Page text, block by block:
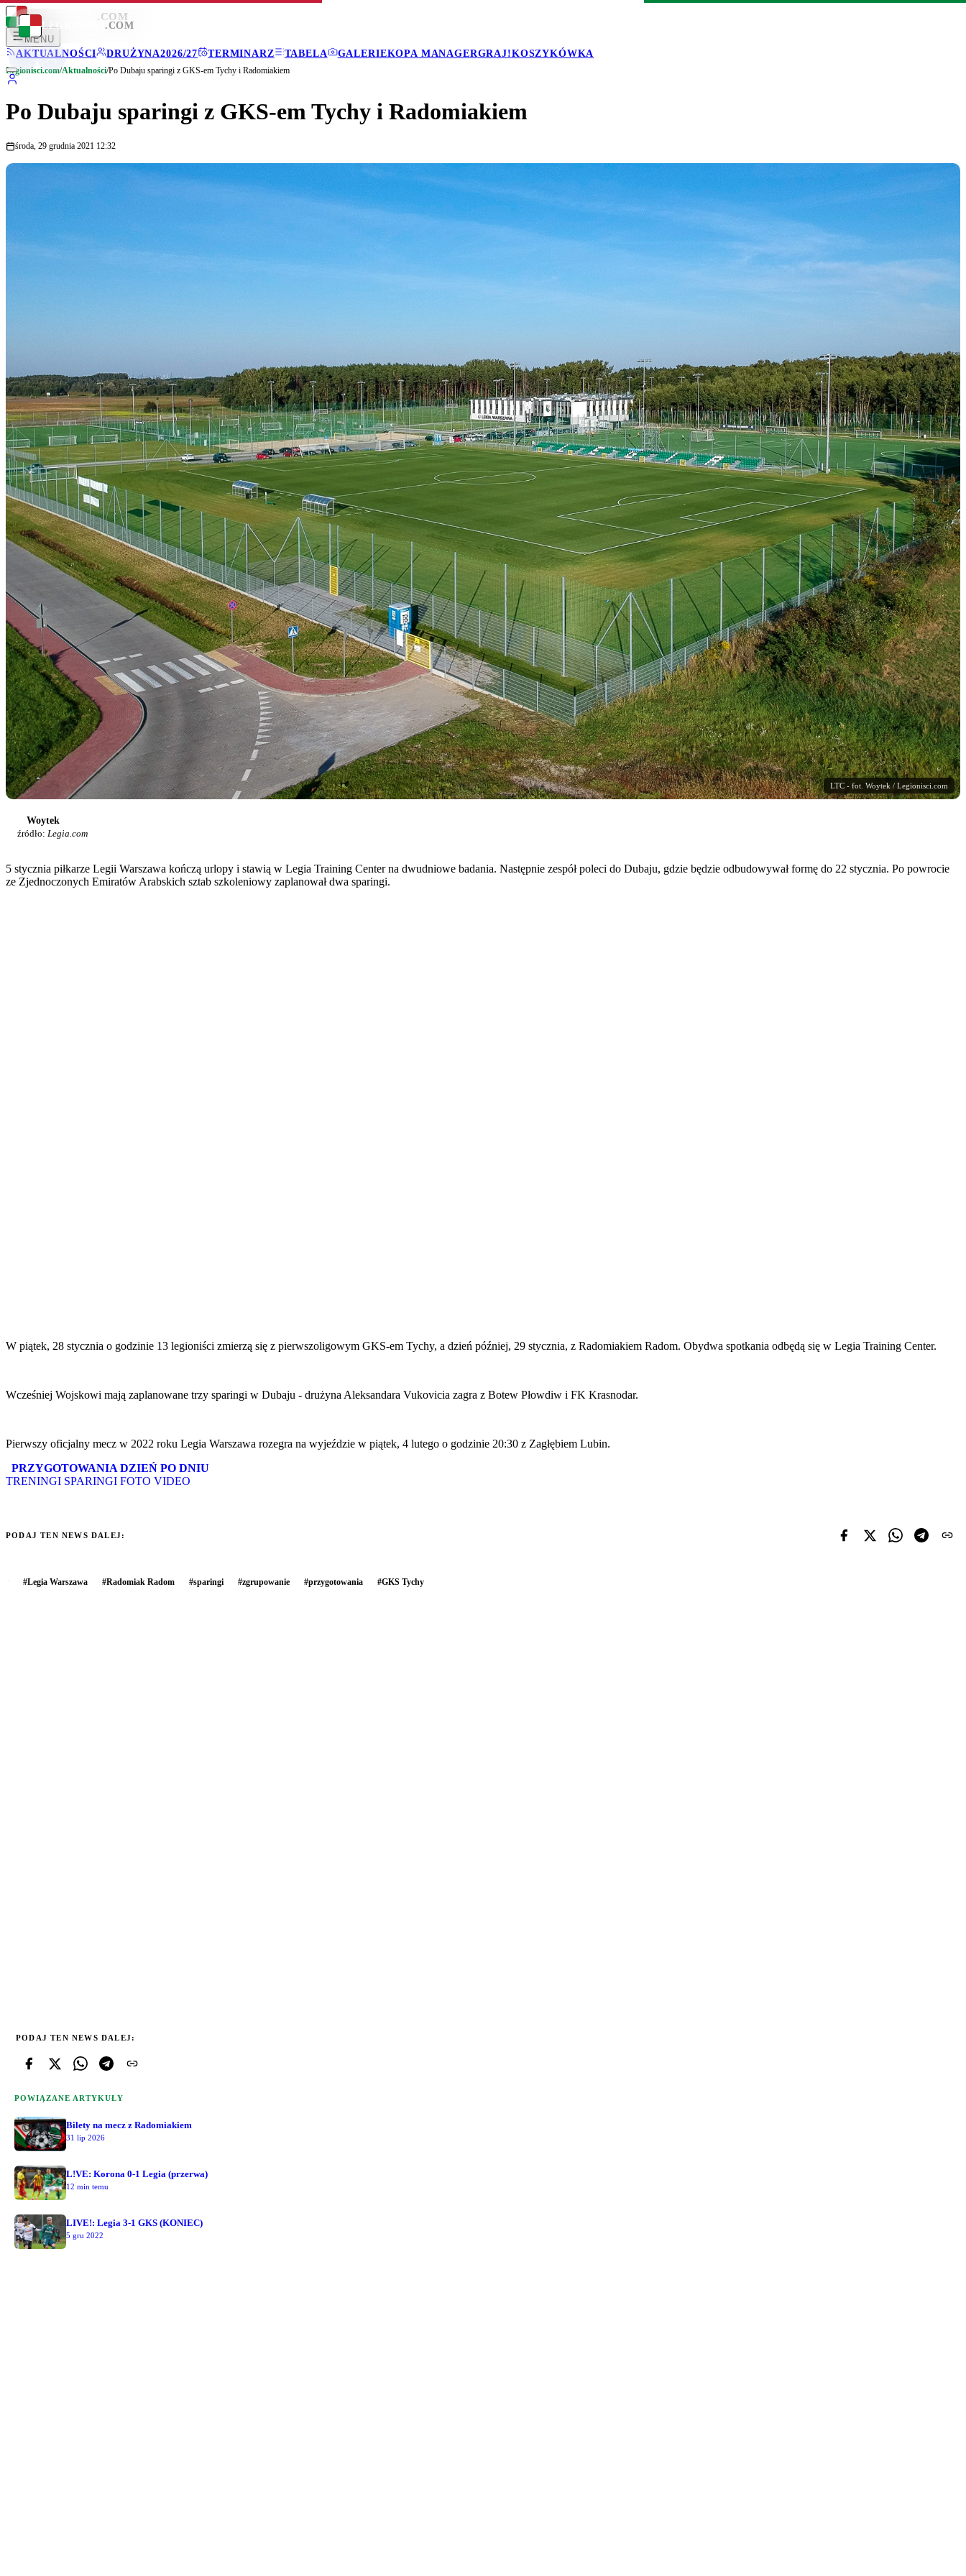
LEGIONISCI .COM
MENU
AKTUALNOŚCI
DRUŻYNA2026/27 TERMINARZ TABELA GALERIEKOPA MANAGERGRAJ!KOSZYKÓWKA
LEGIONISCI .COM
Legionisci.com/Aktualności/Po Dubaju sparingi z GKS-em Tychy i Radomiakiem
Po Dubaju sparingi z GKS-em Tychy i Radomiakiem
środa, 29 grudnia 2021 12:32
LTC - fot. Woytek / Legionisci.com
Woytek
źródło: Legia.com
5 stycznia piłkarze Legii Warszawa kończą urlopy i stawią w Legia Training Center na dwudniowe badania. Następnie zespół poleci do Dubaju, gdzie będzie odbudowywał formę do 22 stycznia. Po powrocie
ze Zjednoczonych Emiratów Arabskich sztab szkoleniowy zaplanował dwa sparingi.
W piątek, 28 stycznia o godzinie 13 legioniści zmierzą się z pierwszoligowym GKS-em Tychy, a dzień później, 29 stycznia, z Radomiakiem Radom. Obydwa spotkania odbędą się w Legia Training Center.
Wcześniej Wojskowi mają zaplanowane trzy sparingi w Dubaju - drużyna Aleksandara Vukovicia zagra z Botew Płowdiw i FK Krasnodar.
Pierwszy oficjalny mecz w 2022 roku Legia Warszawa rozegra na wyjeździe w piątek, 4 lutego o godzinie 20:30 z Zagłębiem Lubin.
PRZYGOTOWANIA DZIEŃ PO DNIU
TRENINGI SPARINGI FOTO VIDEO
PODAJ TEN NEWS DALEJ:
#Legia Warszawa #Radomiak Radom #sparingi #zgrupowanie #przygotowania #GKS Tychy
PODAJ TEN NEWS DALEJ:
POWIĄZANE ARTYKUŁY
Bilety na mecz z Radomiakiem
31 lip 2026
L!VE: Korona 0-1 Legia (przerwa)
12 min temu
LIVE!: Legia 3-1 GKS (KONIEC)
5 gru 2022